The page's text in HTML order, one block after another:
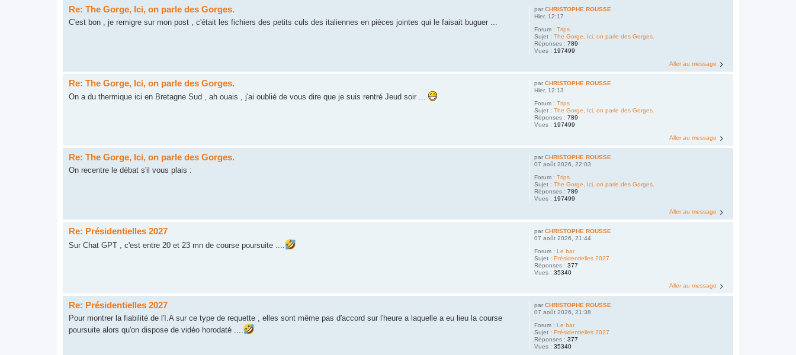
parCHRISTOPHE ROUSSE
Hier, 12:17
Forum :Trips
Sujet :The Gorge, Ici, on parle des Gorges.
Réponses :789
Vues : 197499
Re: The Gorge, Ici, on parle des Gorges.
C'est bon , je remigre sur mon post , c'était les fichiers des petits culs des italiennes en pièces jointes qui le faisait buguer ...
Aller au message
parCHRISTOPHE ROUSSE
Hier, 12:13
Forum :Trips
Sujet :The Gorge, Ici, on parle des Gorges.
Réponses :789
Vues : 197499
Re: The Gorge, Ici, on parle des Gorges.
On a du thermique ici en Bretagne Sud , ah ouais , j'ai oublié de vous dire que je suis rentré Jeud soir ...
Aller au message
parCHRISTOPHE ROUSSE
07 août 2026, 22:03
Forum :Trips
Sujet :The Gorge, Ici, on parle des Gorges.
Réponses :789
Vues : 197499
Re: The Gorge, Ici, on parle des Gorges.
On recentre le débat s'il vous plais :
Aller au message
parCHRISTOPHE ROUSSE
07 août 2026, 21:44
Forum :Le bar
Sujet :Présidentielles 2027
Réponses :377
Vues :35340
Re: Présidentielles 2027
Sur Chat GPT , c'est entre 20 et 23 mn de course poursuite ....
Aller au message
parCHRISTOPHE ROUSSE
07 août 2026, 21:38
Forum :Le bar
Sujet :Présidentielles 2027
Réponses :377
Vues :35340
Re: Présidentielles 2027
Pour montrer la fiabilité de l'I.A sur ce type de requette , elles sont même pas d'accord sur l'heure a laquelle a eu lieu la course
poursuite alors qu'on dispose de vidéo horodaté ....